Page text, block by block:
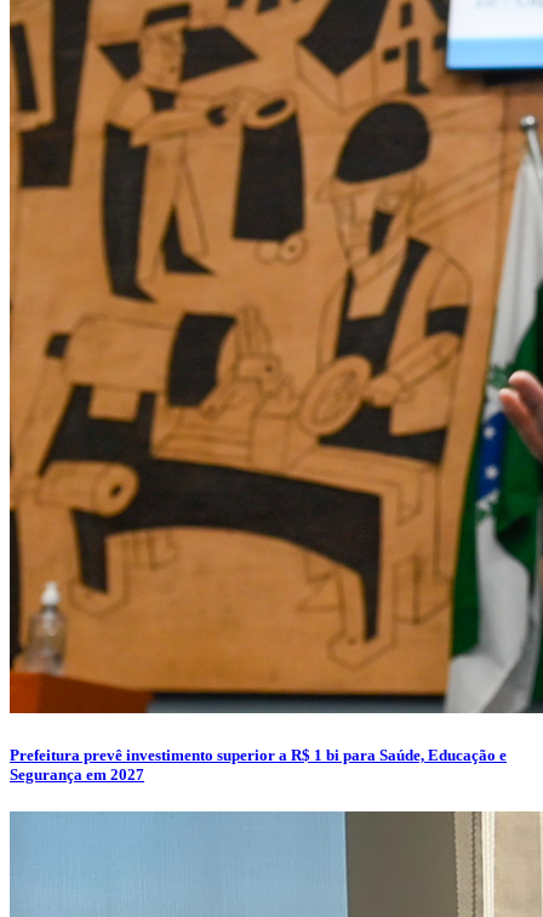
Prefeitura prevê investimento superior a R$ 1 bi para Saúde, Educação e
Segurança em 2027